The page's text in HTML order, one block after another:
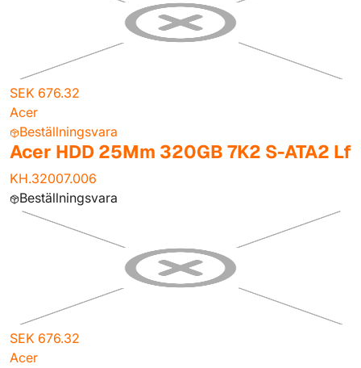
SEK 676.32
Acer
Beställningsvara
Acer HDD 25Mm 320GB 7K2 S-ATA2 Lf
KH.32007.006
Beställningsvara
SEK 676.32
Acer